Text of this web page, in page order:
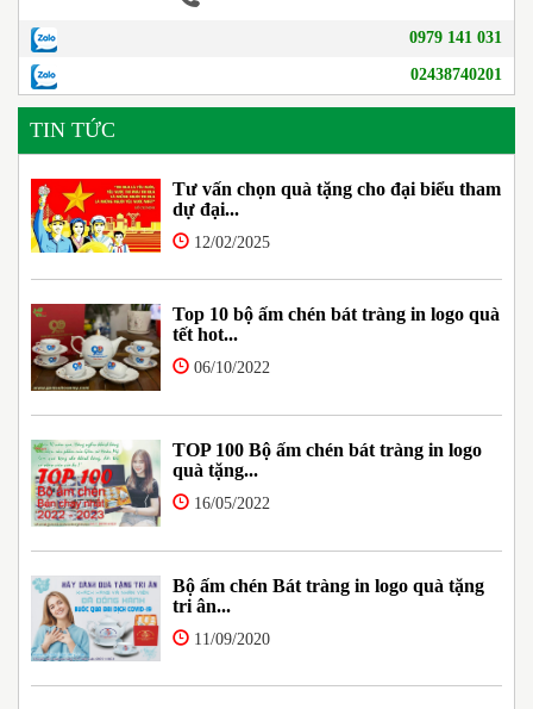
0979 141 031
02438740201
TIN TỨC
Tư vấn chọn quà tặng cho đại biểu tham
dự đại...
12/02/2025
Top 10 bộ ấm chén bát tràng in logo quà
tết hot...
06/10/2022
TOP 100 Bộ ấm chén bát tràng in logo
quà tặng...
16/05/2022
Bộ ấm chén Bát tràng in logo quà tặng
tri ân...
11/09/2020